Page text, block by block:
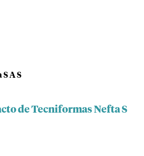
A S
de Tecniformas Nefta S